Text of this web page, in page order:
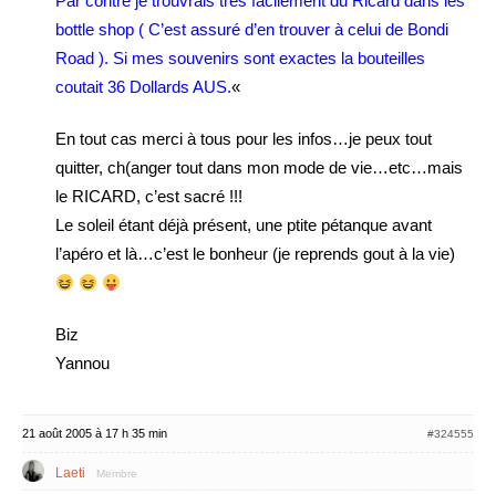
bottle shop ( C’est assuré d’en trouver à celui de Bondi
Road ). Si mes souvenirs sont exactes la bouteilles
coutait 36 Dollards AUS.«
En tout cas merci à tous pour les infos…je peux tout
quitter, ch(anger tout dans mon mode de vie…etc…mais
le RICARD, c’est sacré !!!
Le soleil étant déjà présent, une ptite pétanque avant
l’apéro et là…c’est le bonheur (je reprends gout à la vie)
Biz
Yannou
21 août 2005 à 17 h 35 min #324555
Laeti Membre